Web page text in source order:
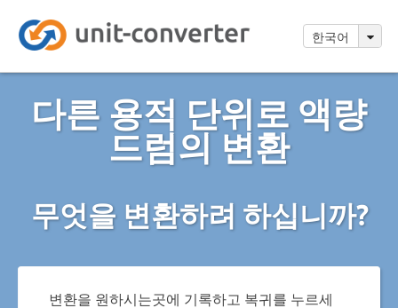
한국어
다른 용적 단위로 액량
드럼의 변환
무엇을 변환하려 하십니까?
변환을 원하시는곳에 기록하고 복귀를 누르세